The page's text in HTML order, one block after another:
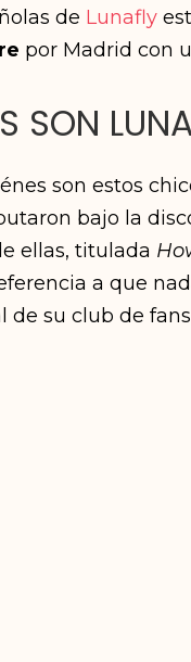
de Lunafly
por Madrid con
SON
son estos
bajo la
ellas, titulada
a que
de su club de